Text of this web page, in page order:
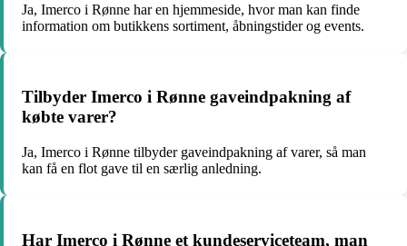
Ja, Imerco i Rønne har en hjemmeside, hvor man kan finde
information om butikkens sortiment, åbningstider og events.
Tilbyder Imerco i Rønne gaveindpakning af
købte varer?
Ja, Imerco i Rønne tilbyder gaveindpakning af varer, så man
kan få en flot gave til en særlig anledning.
Har Imerco i Rønne et kundeserviceteam, man